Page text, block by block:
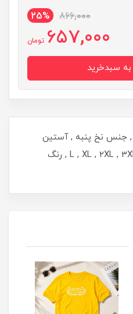
866,000
25%
657,000 تومان
, جنس نخ پنبه , آستین
ساده , یقه گرد , سایزبندی L , XL , 2XL , 3XL , رنگ